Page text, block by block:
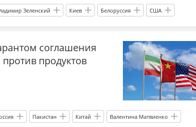
Зеленский Киев Белоруссия США
белорусские националисты
бывший СССРсоглашения
продуктов
Пакистан Китай Валентина Матвиенко